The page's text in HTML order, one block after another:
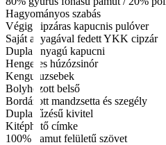
Hagyományos szabás
Végig cipzáras kapucnis pulóver
Saját anyagával fedett YKK cipzár
Dupla anyagú kapucni
Hengeres húzózsinór
Kenguruzsebek
Bolyhozott belső
Bordázott mandzsetta és szegély
Dupla tűzésű kivitel
Kitéphető címke
100% pamut felületű szövet